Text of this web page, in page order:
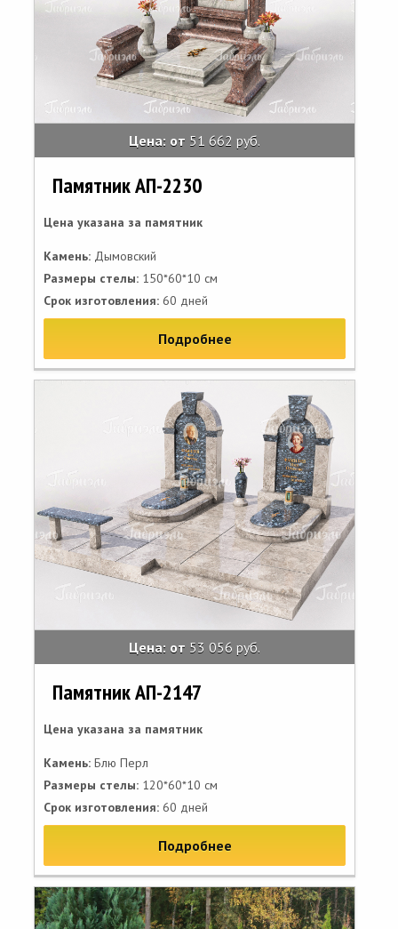
Цена: от 51 662 руб.
Памятник АП-2230
Цена указана за памятник
Камень: Дымовский
Размеры стелы: 150*60*10 см
Срок изготовления: 60 дней
Подробнее
Цена: от 53 056 руб.
Памятник АП-2147
Цена указана за памятник
Камень: Блю Перл
Размеры стелы: 120*60*10 см
Срок изготовления: 60 дней
Подробнее